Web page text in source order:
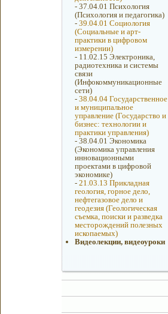
- 37.04.01 Психология
(Психология и педагогика)
- 39.04.01 Социология
(Социальные и арт-
практики в цифровом
измерении)
- 11.02.15 Электроника,
радиотехника и системы
связи
(Инфокоммуникационные
сети)
- 38.04.04 Государственное
и муниципальное
управление (Государство и
бизнес: технологии и
практики управления)
- 38.04.01 Экономика
(Экономика управления
инновационными
проектами в цифровой
экономике)
- 21.03.13 Прикладная
геология, горное дело,
нефтегазовое дело и
геодезия (Геологическая
съемка, поиски и разведка
месторождений полезных
ископаемых)
Видеолекции, видеоуроки